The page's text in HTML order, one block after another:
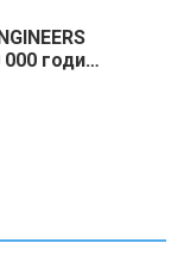
000 годи…